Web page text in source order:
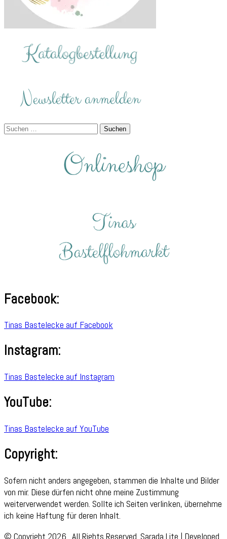
Suchen
Facebook:
Tinas Bastelecke auf Facebook
Instagram:
Tinas Bastelecke auf Instagram
YouTube:
Tinas Bastelecke auf YouTube
Copyright:
Sofern nicht anders angegeben, stammen die Inhalte und Bilder
von mir. Diese dürfen nicht ohne meine Zustimmung
weiterverwendet werden. Sollte ich Seiten verlinken, übernehme
ich keine Haftung für deren Inhalt.
© Copyright 2026 . All Rights Reserved. Sarada Lite | Developed